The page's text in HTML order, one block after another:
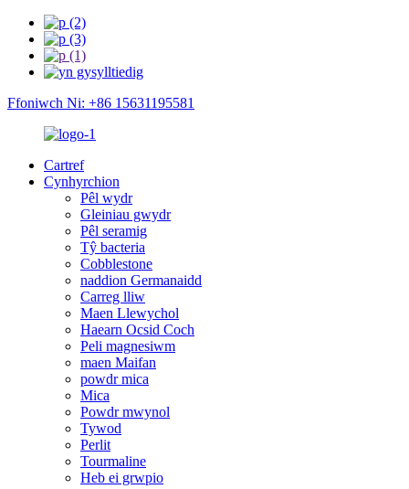
Ffoniwch Ni: +86 15631195581
Cartref
Cynhyrchion
Pêl wydr
Gleiniau gwydr
Pêl seramig
Tŷ bacteria
Cobblestone
naddion Germanaidd
Carreg lliw
Maen Llewychol
Haearn Ocsid Coch
Peli magnesiwm
maen Maifan
powdr mica
Mica
Powdr mwynol
Tywod
Perlit
Tourmaline
Heb ei grwpio